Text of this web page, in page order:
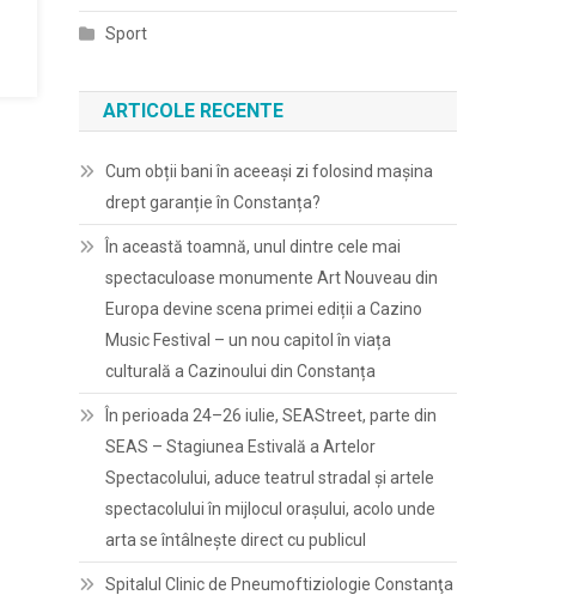
Sport
ARTICOLE RECENTE
Cum obții bani în aceeași zi folosind mașina
drept garanție în Constanța?
În această toamnă, unul dintre cele mai
spectaculoase monumente Art Nouveau din
Europa devine scena primei ediții a Cazino
Music Festival – un nou capitol în viața
culturală a Cazinoului din Constanța
În perioada 24–26 iulie, SEAStreet, parte din
SEAS – Stagiunea Estivală a Artelor
Spectacolului, aduce teatrul stradal și artele
spectacolului în mijlocul orașului, acolo unde
arta se întâlnește direct cu publicul
Spitalul Clinic de Pneumoftiziologie Constanţa